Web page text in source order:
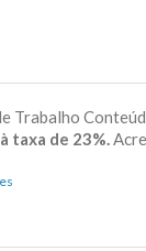
Trabalho
taxa de 23%.